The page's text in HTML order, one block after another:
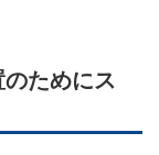
ためにス